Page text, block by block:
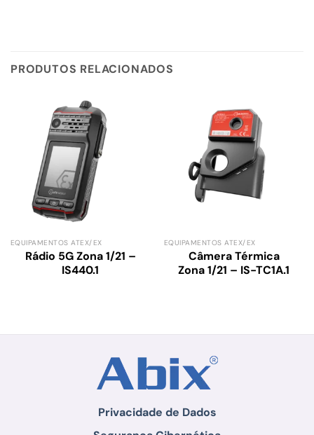
PRODUTOS RELACIONADOS
EQUIPAMENTOS ATEX/EX
Rádio 5G Zona 1/21 –
IS440.1
EQUIPAMENTOS ATEX/EX
Câmera Térmica
Zona 1/21 – IS-TC1A.1
Privacidade de Dados